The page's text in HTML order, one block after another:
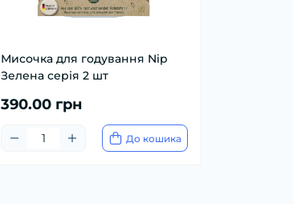
Мисочка для годування Nip
Зелена серія 2 шт
390.00 грн
До кошика